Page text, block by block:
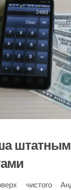
чистого